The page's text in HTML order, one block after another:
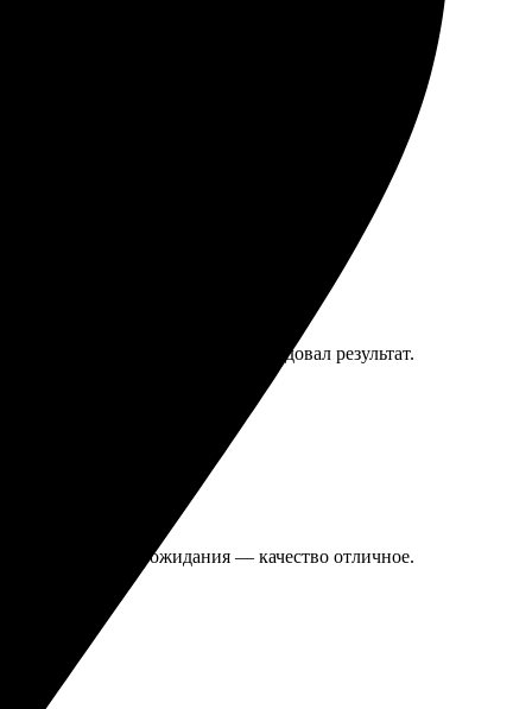
и удобно. Рекомендую!
всё в срок, приятно порадовал результат.
превзошел ожидания — качество отличное.